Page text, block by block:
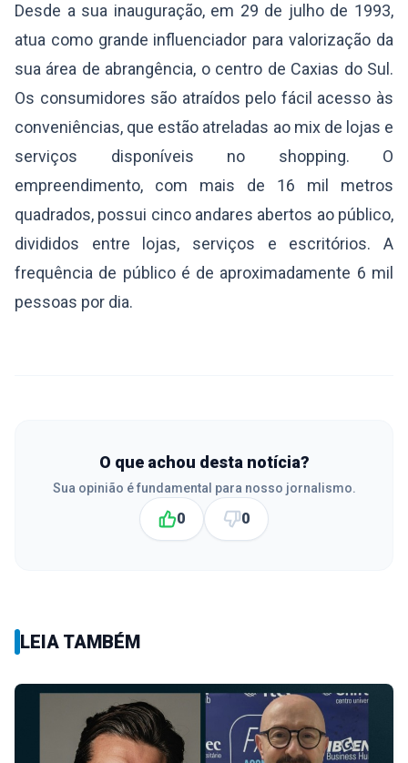
Desde a sua inauguração, em 29 de julho de 1993,
atua como grande influenciador para valorização da
sua área de abrangência, o centro de Caxias do Sul.
Os consumidores são atraídos pelo fácil acesso às
conveniências, que estão atreladas ao mix de lojas e
serviços disponíveis no shopping. O
empreendimento, com mais de 16 mil metros
quadrados, possui cinco andares abertos ao público,
divididos entre lojas, serviços e escritórios. A
frequência de público é de aproximadamente 6 mil
pessoas por dia.
O que achou desta notícia?
Sua opinião é fundamental para nosso jornalismo.
0 0
LEIA TAMBÉM